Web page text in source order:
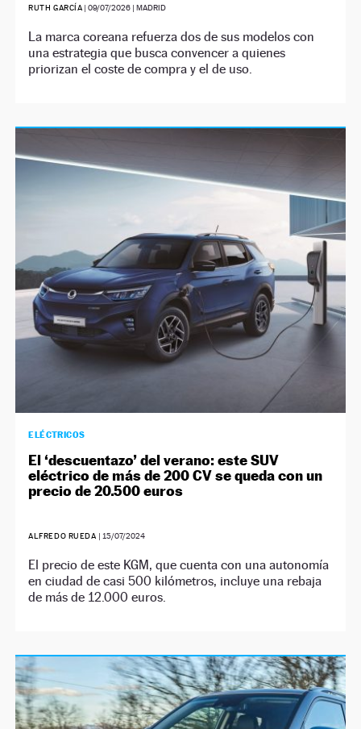
RUTH GARCÍA |09/07/2026 | MADRID
La marca coreana refuerza dos de sus modelos con
una estrategia que busca convencer a quienes
priorizan el coste de compra y el de uso.
ELÉCTRICOS
El ‘descuentazo’ del verano: este SUV
eléctrico de más de 200 CV se queda con un
precio de 20.500 euros
ALFREDO RUEDA | 15/07/2024
El precio de este KGM, que cuenta con una autonomía
en ciudad de casi 500 kilómetros, incluye una rebaja
de más de 12.000 euros.